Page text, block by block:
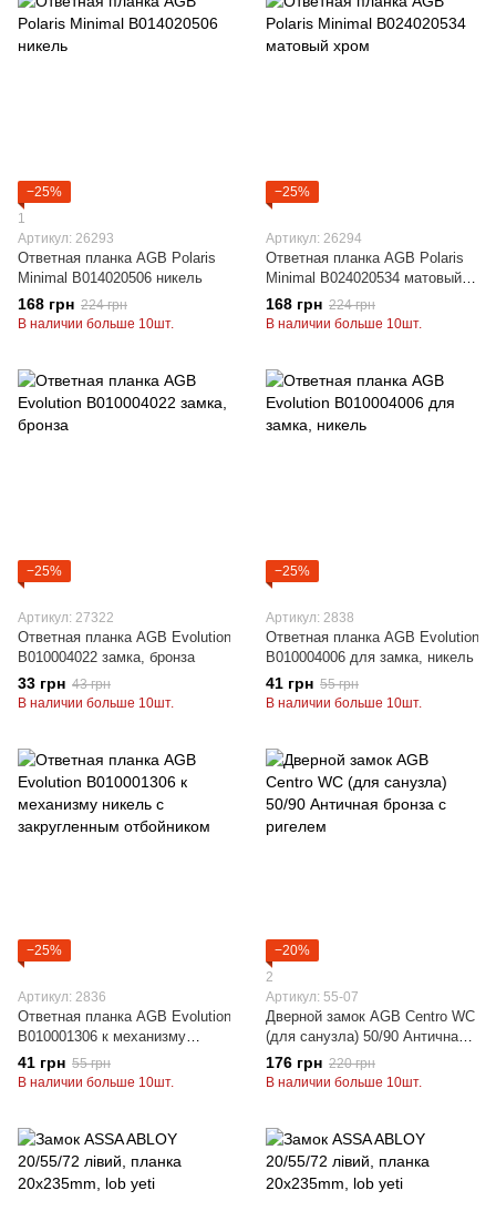
−25%
1
Артикул: 26293
Ответная планка AGB Polaris
Minimal B014020506 никель
168 грн 224 грн
В наличии больше 10шт.
−25%
Артикул: 26294
Ответная планка AGB Polaris
Minimal B024020534 матовый
хром
168 грн 224 грн
В наличии больше 10шт.
−25%
Артикул: 27322
Ответная планка AGB Evolution
B010004022 замка, бронза
33 грн 43 грн
В наличии больше 10шт.
−25%
Артикул: 2838
Ответная планка AGB Evolution
B010004006 для замка, никель
41 грн 55 грн
В наличии больше 10шт.
−25%
Артикул: 2836
Ответная планка AGB Evolution
B010001306 к механизму
никель с закругленным
отбойником
41 грн 55 грн
В наличии больше 10шт.
−20%
2
Артикул: 55-07
Дверной замок AGB Centro WC
(для санузла) 50/90 Античная
бронза с ригелем
176 грн 220 грн
В наличии больше 10шт.